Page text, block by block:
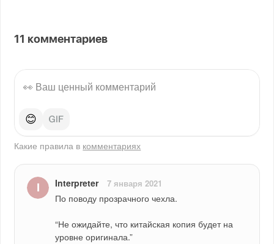
11 комментариев
😊
Какие правила в комментариях
Interpreter 7 января 2021
По поводу прозрачного чехла.
“Не ожидайте, что китайская копия будет на
уровне оригинала.”